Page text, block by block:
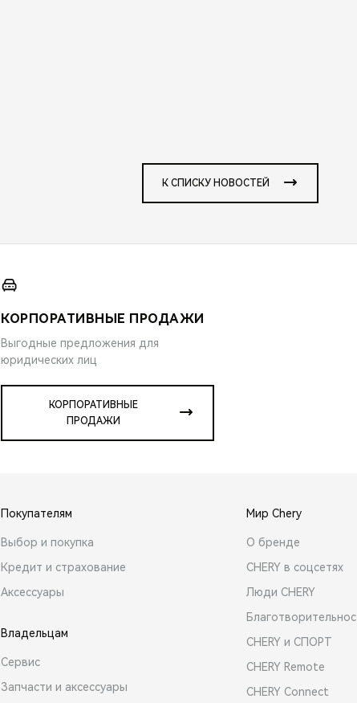
К СПИСКУ НОВОСТЕЙ
КОРПОРАТИВНЫЕ ПРОДАЖИ
Выгодные предложения для
юридических лиц
КОРПОРАТИВНЫЕ
ПРОДАЖИ
Покупателям
Выбор и покупка
Кредит и страхование
Аксессуары
Владельцам
Сервис
Запчасти и аксессуары
Мир Chery
О бренде
CHERY в соцсетях
Люди CHERY
CHERY и СПОРТ
CHERY Remote
CHERY Connect